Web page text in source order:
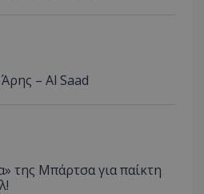
– Al Saad
της Μπάρτσα για παίκτη